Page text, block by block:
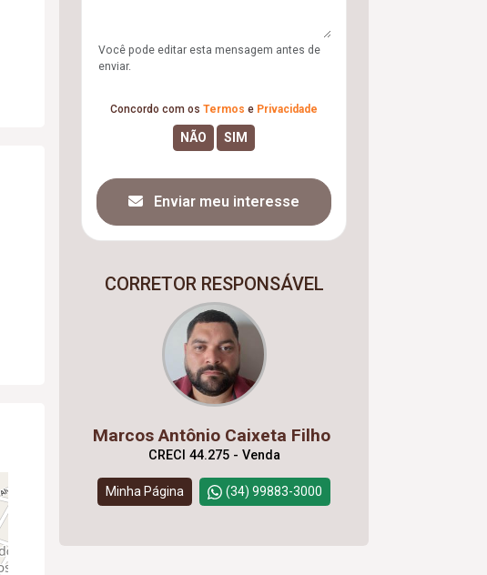
Você pode editar esta mensagem antes de
enviar.
Concordo com os Termos e Privacidade
Enviar meu interesse
CORRETOR RESPONSÁVEL
Marcos Antônio Caixeta Filho
CRECI 44.275 - Venda
Minha Página (34) 99883-3000